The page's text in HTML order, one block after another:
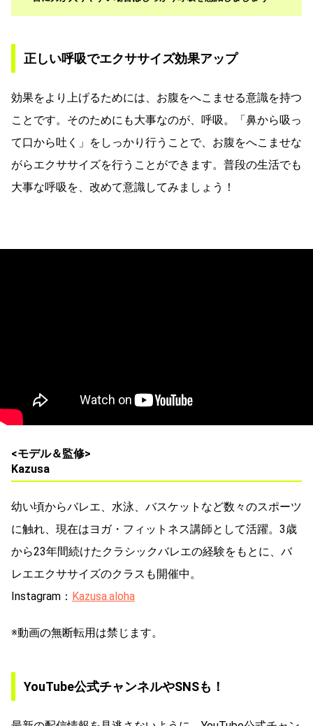
正しい呼吸でエクササイズ効果アップ
効果をより上げるためには、お腹をへこませる意識を持つ
ことです。そのためにも大事なのが、呼吸。「鼻から吸っ
て口から吐く」をしっかり行うことで、お腹をへこませな
がらエクササイズを行うことができます。普段の生活でも
大事な呼吸を、改めて意識してみましょう！
<モデル＆監修>
Kazusa
幼い頃からバレエ、水泳、バスケットなど数々のスポーツ
に触れ、現在はヨガ・フィットネス講師として活躍。3歳
から23年間続けたクラシックバレエの経験をもとに、バ
レエエクササイズのクラスも開催中。
Instagram： Kazusa.aloha
※動画の無断転用は禁じます。
YouTube公式チャンネルやSNSも！